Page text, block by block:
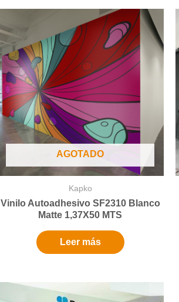
AGOTADO
Kapko
Vinilo Autoadhesivo SF2310 Blanco
Matte 1,37X50 MTS
Leer más